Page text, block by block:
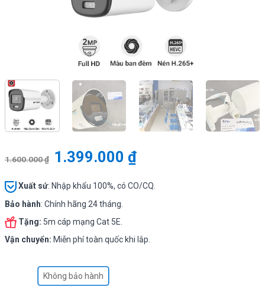
1.600.000₫ 1.399.000₫
Xuất sứ: Nhập khẩu 100%, có CO/CQ.
Bảo hành: Chính hãng 24 tháng.
Tặng: 5m cáp mạng Cat 5E.
Vận chuyển: Miễn phí toàn quốc khi lắp.
Không bảo hành